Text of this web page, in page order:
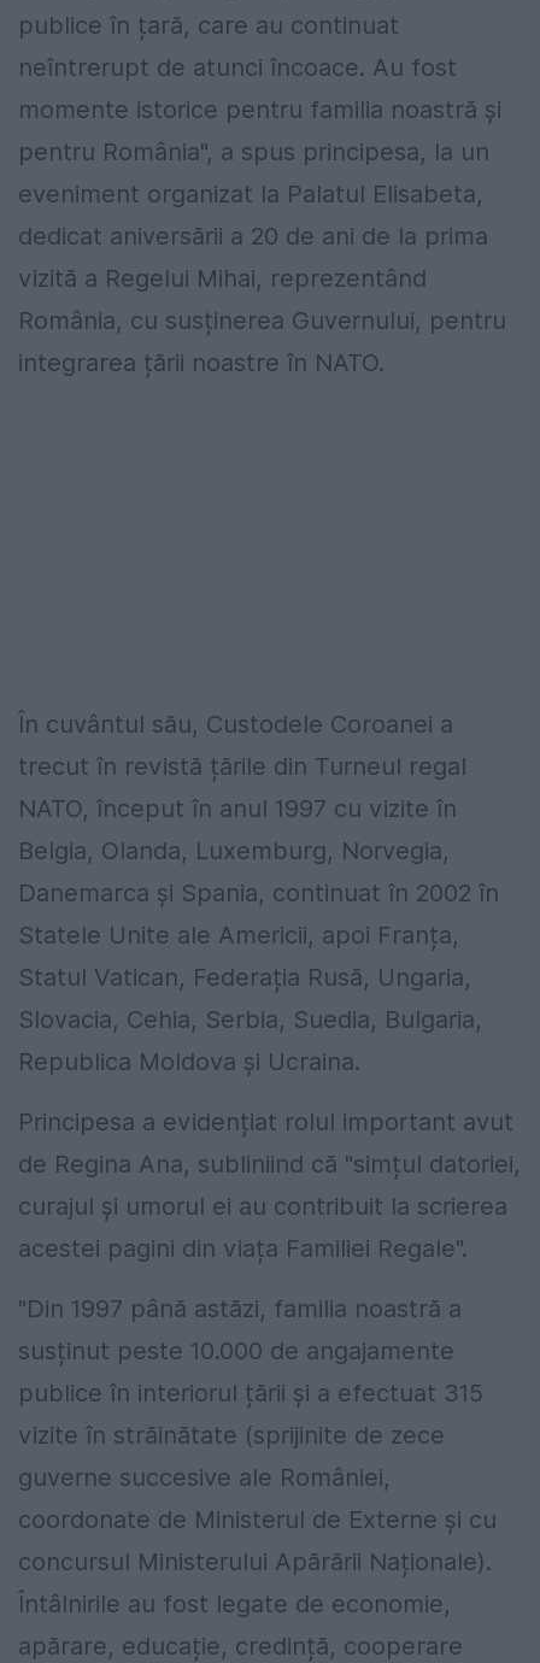
publice în țară, care au continuat
neîntrerupt de atunci încoace. Au fost
momente istorice pentru familia noastră și
pentru România", a spus principesa, la un
eveniment organizat la Palatul Elisabeta,
dedicat aniversării a 20 de ani de la prima
vizită a Regelui Mihai, reprezentând
România, cu susținerea Guvernului, pentru
integrarea țării noastre în NATO.
În cuvântul său, Custodele Coroanei a
trecut în revistă țările din Turneul regal
NATO, început în anul 1997 cu vizite în
Belgia, Olanda, Luxemburg, Norvegia,
Danemarca și Spania, continuat în 2002 în
Statele Unite ale Americii, apoi Franța,
Statul Vatican, Federația Rusă, Ungaria,
Slovacia, Cehia, Serbia, Suedia, Bulgaria,
Republica Moldova și Ucraina.
Principesa a evidențiat rolul important avut
de Regina Ana, subliniind că "simțul datoriei,
curajul și umorul ei au contribuit la scrierea
acestei pagini din viața Familiei Regale".
"Din 1997 până astăzi, familia noastră a
susținut peste 10.000 de angajamente
publice în interiorul țării și a efectuat 315
vizite în străinătate (sprijinite de zece
guverne succesive ale României,
coordonate de Ministerul de Externe și cu
concursul Ministerului Apărării Naționale).
Întâlnirile au fost legate de economie,
apărare, educație, credință, cooperare